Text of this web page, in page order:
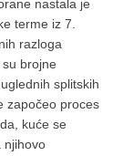
nastala je
terme iz 7.
razloga
brojne
splitskih
započeo proces
kuće se
njihovo